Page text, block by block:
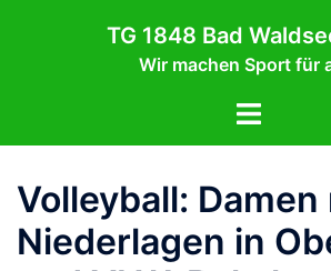
TG 1848 Bad
Wir machen Sport für
Menü
Volleyball: Damen
Niederlagen in